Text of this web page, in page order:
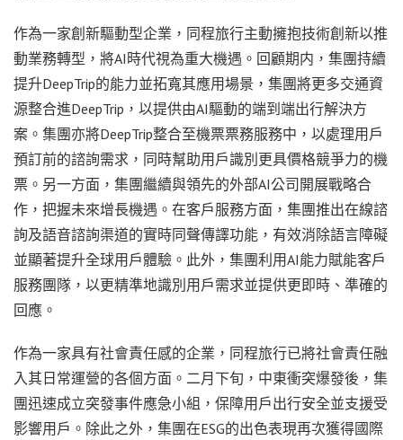
作為一家創新驅動型企業，同程旅行主動擁抱技術創新以推
動業務轉型，將AI時代視為重大機遇。回顧期内，集團持續
提升DeepTrip的能力並拓寬其應用場景，集團將更多交通資
源整合進DeepTrip，以提供由AI驅動的端到端出行解決方
案。集團亦將DeepTrip整合至機票票務服務中，以處理用戶
預訂前的諮詢需求，同時幫助用戶識別更具價格競爭力的機
票。另一方面，集團繼續與領先的外部AI公司開展戰略合
作，把握未來增長機遇。在客戶服務方面，集團推出在線諮
詢及語音諮詢渠道的實時同聲傳譯功能，有效消除語言障礙
並顯著提升全球用戶體驗。此外，集團利用AI能力賦能客戶
服務團隊，以更精準地識別用戶需求並提供更即時、準確的
回應。
作為一家具有社會責任感的企業，同程旅行已將社會責任融
入其日常運營的各個方面。二月下旬，中東衝突爆發後，集
團迅速成立突發事件應急小組，保障用戶出行安全並支援受
影響用戶。除此之外，集團在ESG的出色表現再次獲得國際